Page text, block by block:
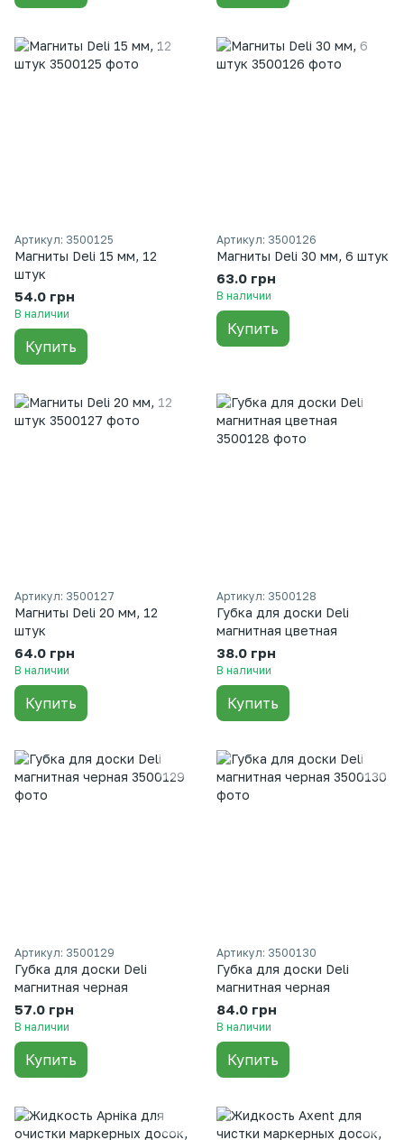
Артикул: 3500125
Магниты Deli 15 мм, 12
штук
54.0 грн
В наличии
Купить
Артикул: 3500126
Магниты Deli 30 мм, 6 штук
63.0 грн
В наличии
Купить
Артикул: 3500127
Магниты Deli 20 мм, 12
штук
64.0 грн
В наличии
Купить
Артикул: 3500128
Губка для доски Deli
магнитная цветная
38.0 грн
В наличии
Купить
Артикул: 3500129
Губка для доски Deli
магнитная черная
57.0 грн
В наличии
Купить
Артикул: 3500130
Губка для доски Deli
магнитная черная
84.0 грн
В наличии
Купить